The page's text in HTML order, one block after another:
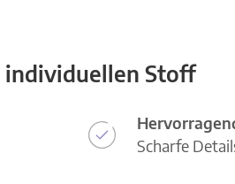
individuellen Stoff
Scharfe